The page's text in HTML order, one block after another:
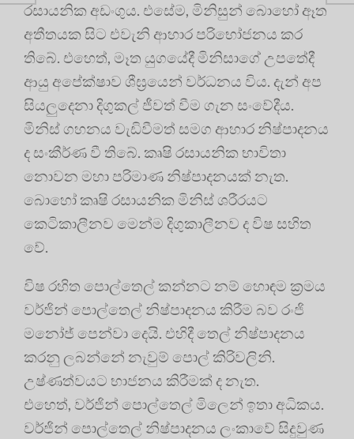
රසායනික අඩංගුය. එසේම, මිනිසුන් බොහෝ ඈත
අතීතයක සිට එවැනි ආහාර පරිභෝජනය කර
තිබේ. එහෙත්, මෑත යුගයේදී මිනිසාගේ උපතේදී
ආයු අපේක්ෂාව ශීඝ්‍රයෙන් වර්ධනය විය. දැන් අප
සියලුදෙනා දිගුකල් ජීවත් වීම ගැන සංවේදීය.
මිනිස් ගහනය වැඩිවීමත් සමග ආහාර නිෂ්පාදනය
ද සංකීර්ණ වී තිබේ. කෘෂි රසායනික භාවිතා
නොවන මහා පරිමාණ නිෂ්පාදනයක් නැත.
බොහෝ කෘෂි රසායනික මිනිස් ශරීරයට
කෙටිකාලීනව මෙන්ම දිගුකාලීනව ද විෂ සහිත
වේ.
විෂ රහිත පොල්තෙල් කන්නට නම් හොඳම ක්‍රමය
වර්ජින් පොල්තෙල් නිෂ්පාදනය කිරීම බව රංජි
මනෝජ් පෙන්වා දෙයි. එහිදී තෙල් නිෂ්පාදනය
කරනු ලබන්නේ නැවුම් පොල් කිරිවලිනි.
උෂ්ණත්වයට භාජනය කිරීමක් ද නැත.
එහෙත්, වර්ජින් පොල්තෙල් මිලෙන් ඉතා අධිකය.
වර්ජින් පොල්තෙල් නිෂ්පාදනය ලංකාවේ සිදුවුණ